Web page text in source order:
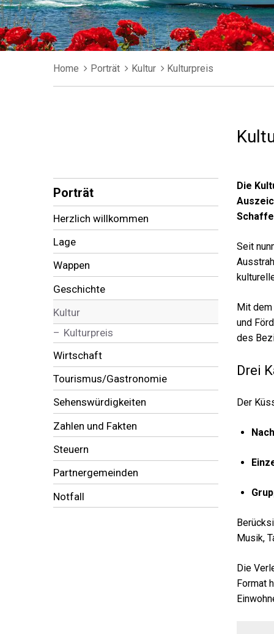
Breadcrumb
Home Porträt Kultur Kulturpreis
Subnavigation
Porträt
Herzlich willkommen
Lage
Wappen
Geschichte
Kultur
Kulturpreis
Wirtschaft
Tourismus/Gastronomie
Sehenswürdigkeiten
Zahlen und Fakten
Steuern
Partnergemeinden
Notfall
Die
Seit
Mit
und
des
Drei
Der
Musik,
Die
Format